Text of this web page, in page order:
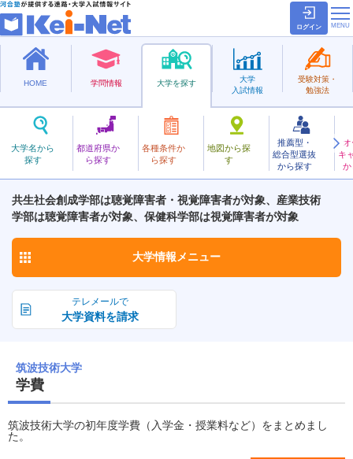
ログイン
HOME 学問情報 大学を探す
大学名から
探す
都道府県か
ら探す
各種条件か
ら探す
地図から探
す
推薦型・
総合型選抜
から探す
キ
か
大学
入試情報
受験対策・
勉強法
国立
つくばぎじゅつ
筑波技術大学
共生社会創成学部は聴覚障害者・視覚障害者が対象、産業技術
学部は聴覚障害者が対象、保健科学部は視覚障害者が対象
お気に入り
テレメールで
大学資料を請求
大学情報 メニュー
筑波技術大学
学費
筑波技術大学の初年度学費（入学金・授業料など）をまとめまし
た。